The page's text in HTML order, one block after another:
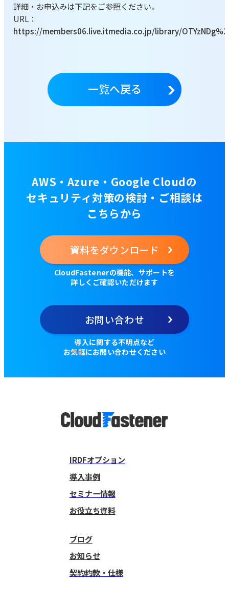
詳細・お申込みは下記をご参照ください。
URL：
https://members06.live.itmedia.co.jp/library/
一覧へ戻る
AWS・Azure・Google Cloudの
セキュリティ対策の検討・ご相談は
こちらから
資料をダウンロード
CloudFastenerの機能、サポートを
詳しくご確認いただけます
お問い合わせ
導入に関する不明点など
お気軽にお問い合わせください
IRDFオプション
導入事例
セミナー情報
お役立ち資料
ブログ
お知らせ
契約約款・仕様